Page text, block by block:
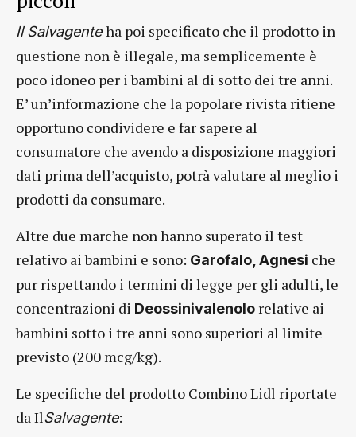
Il Salvagenteha poi specificato che il prodotto in
questione non è illegale, ma semplicemente è
poco idoneo per i bambini al di sotto dei tre anni.
E’ un’informazione che la popolare rivista ritiene
opportuno condividere e far sapere al
consumatore che avendo a disposizione maggiori
dati prima dell’acquisto, potrà valutare al meglio i
prodotti da consumare.
Altre due marche non hanno superato il test
relativo ai bambini e sono: Garofalo, Agnesi che
pur rispettando i termini di legge per gli adulti, le
concentrazioni di Deossinivalenolo relative ai
bambini sotto i tre anni sono superiori al limite
previsto (200 mcg/kg).
Le specifiche del prodotto Combino Lidl riportate
da IlSalvagente: